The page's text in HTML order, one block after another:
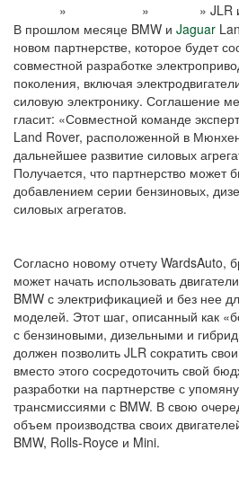
» » » JLR
В прошлом месяце BMW и Jaguar
новом партнерстве, которое будет
совместной разработке
поколения, включая
силовую электронику. Соглашение
гласит: «Совместной команде
Land Rover, расположенной в
дальнейшее развитие силовых
Получается, что партнерство может
добавлением серии бензиновых,
силовых агрегатов.
Согласно новому отчету WardsAuto,
может начать использовать
BMW с электрификацией и без нее
моделей. Этот шаг, описанный как
с бензиновыми, дизельными и
должен позволить JLR сократить
вместо этого сосредоточить свой
разработки на партнерстве с
трансмиссиями с BMW. В свою
объем производства своих
BMW, Rolls-Royce и Mini.